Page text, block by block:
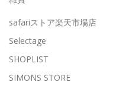
safariストア楽天市場店
Selectage
SHOPLIST
SIMONS STORE